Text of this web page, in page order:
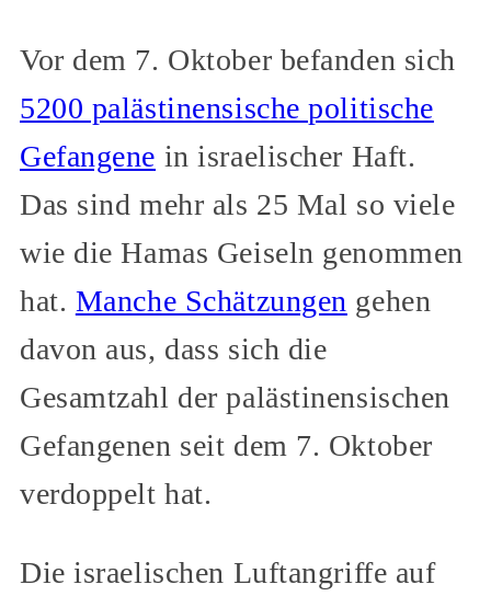
Vor dem 7. Oktober befanden sich
5200 palästinensische politische
Gefangene in israelischer Haft.
Das sind mehr als 25 Mal so viele
wie die Hamas Geiseln genommen
hat. Manche Schätzungen gehen
davon aus, dass sich die
Gesamtzahl der palästinensischen
Gefangenen seit dem 7. Oktober
verdoppelt hat.
Die israelischen Luftangriffe auf